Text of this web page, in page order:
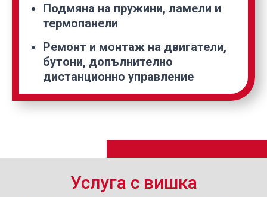
Подмяна на пружини, ламели и
термопанели
Ремонт и монтаж на двигатели,
бутони, допълнително
дистанционно управление
Услуга с вишка